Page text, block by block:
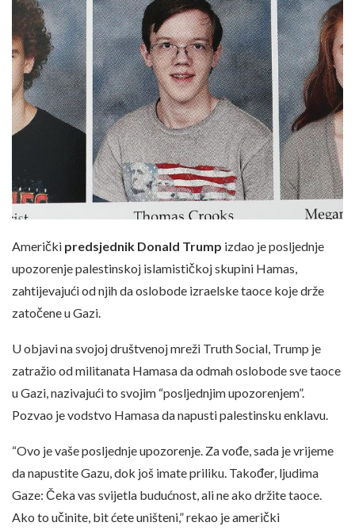
Američki predsjednik Donald Trump izdao je posljednje
upozorenje palestinskoj islamističkoj skupini Hamas,
zahtijevajući od njih da oslobode izraelske taoce koje drže
zatočene u Gazi.
U objavi na svojoj društvenoj mreži Truth Social, Trump je
zatražio od militanata Hamasa da odmah oslobode sve taoce
u Gazi, nazivajući to svojim “posljednjim upozorenjem”.
Pozvao je vodstvo Hamasa da napusti palestinsku enklavu.
“Ovo je vaše posljednje upozorenje. Za vođe, sada je vrijeme
da napustite Gazu, dok još imate priliku. Također, ljudima
Gaze: Čeka vas svijetla budućnost, ali ne ako držite taoce.
Ako to učinite, bit ćete uništeni,” rekao je američki